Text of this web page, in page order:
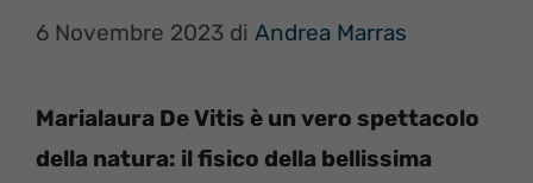
6 Novembre 2023 di Andrea Marras
Marialaura De Vitis è un vero spettacolo
della natura: il fisico della bellissima